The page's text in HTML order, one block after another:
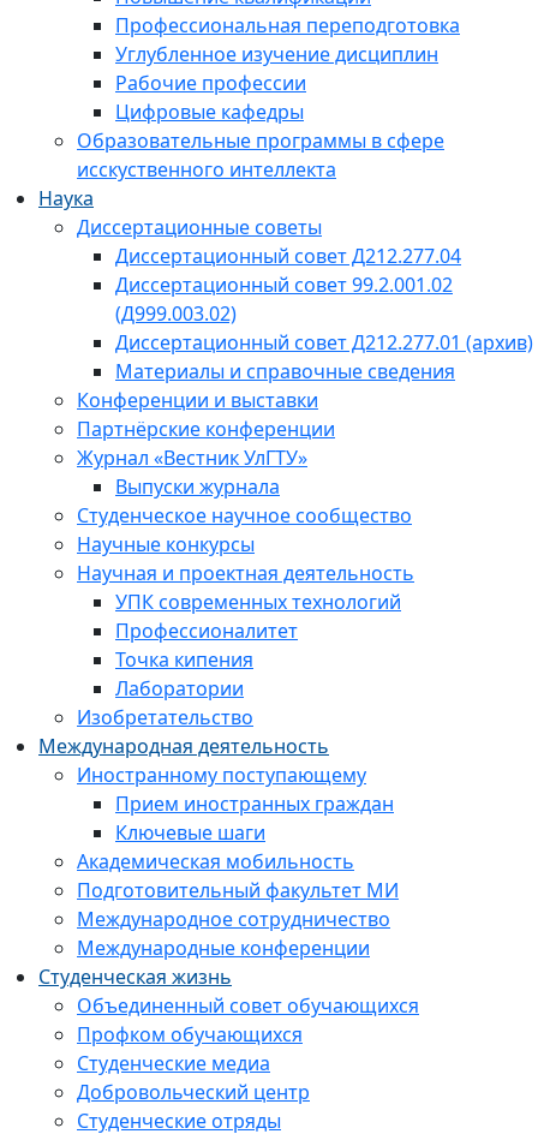
Профессиональная переподготовка
Углубленное изучение дисциплин
Рабочие профессии
Цифровые кафедры
Образовательные программы в сфере
исскуственного интеллекта
Наука
Диссертационные советы
Диссертационный совет Д212.277.04
Диссертационный совет 99.2.001.02
(Д999.003.02)
Диссертационный совет Д212.277.01 (архив)
Материалы и справочные сведения
Конференции и выставки
Партнёрские конференции
Журнал «Вестник УлГТУ»
Выпуски журнала
Студенческое научное сообщество
Научные конкурсы
Научная и проектная деятельность
УПК современных технологий
Профессионалитет
Точка кипения
Лаборатории
Изобретательство
Международная деятельность
Иностранному поступающему
Прием иностранных граждан
Ключевые шаги
Академическая мобильность
Подготовительный факультет МИ
Международное сотрудничество
Международные конференции
Студенческая жизнь
Объединенный совет обучающихся
Профком обучающихся
Студенческие медиа
Добровольческий центр
Студенческие отряды